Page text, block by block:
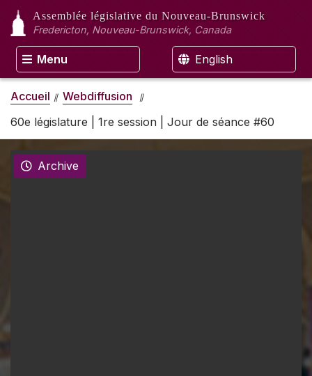
Assemblée législative du Nouveau-Brunswick
Fredericton, Nouveau-Brunswick, Canada
Menu English
Accueil
Webdiffusion
60e législature | 1re session | Jour de séance #60
Archive